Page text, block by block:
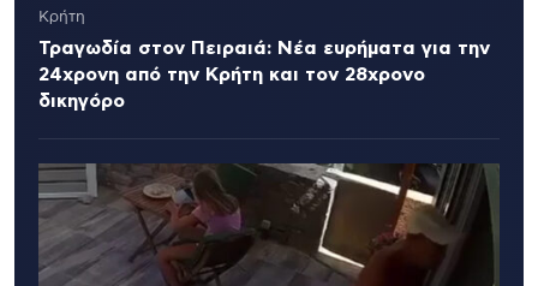
Κρήτη
Τραγωδία στον Πειραιά: Νέα ευρήματα για την
24χρονη από την Κρήτη και τον 28χρονο
δικηγόρο